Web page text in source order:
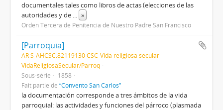
documentales tales como libros de actas (elecciones de las
autoridades y de ... »
Orden Tercera de Penitencia de Nuestro Padre San Francisco
[Parroquia]
AR S-AHCSC.82119130 CSC-Vida religiosa secular-
VidaReligiosaSecular/Parroq
Sous-série
1858
Fait partie de “Convento San Carlos”
la documentación corresponde a tres ámbitos de la vida
parroquial: las actividades y funciones del párroco (plasmada